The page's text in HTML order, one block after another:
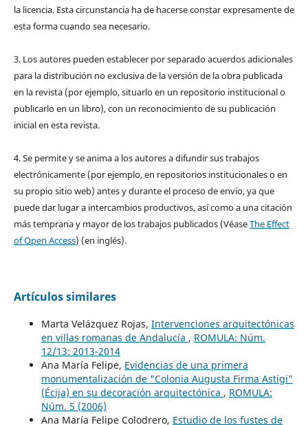
la licencia. Esta circunstancia ha de hacerse constar expresamente de
esta forma cuando sea necesario.
3. Los autores pueden establecer por separado acuerdos adicionales
para la distribución no exclusiva de la versión de la obra publicada
en la revista (por ejemplo, situarlo en un repositorio institucional o
publicarlo en un libro), con un reconocimiento de su publicación
inicial en esta revista.
4. Se permite y se anima a los autores a difundir sus trabajos
electrónicamente (por ejemplo, en repositorios institucionales o en
su propio sitio web) antes y durante el proceso de envío, ya que
puede dar lugar a intercambios productivos, así como a una citación
más temprana y mayor de los trabajos publicados (VéaseThe Effect
of Open Access) (en inglés).
Artículos similares
Marta Velázquez Rojas, Intervenciones arquitectónicas
en villas romanas de Andalucía , ROMULA: Núm.
12/13: 2013-2014
Ana María Felipe, Evidencias de una primera
monumentalización de "Colonia Augusta Firma Astigi"
(Écija) en su decoración arquitectónica , ROMULA:
Núm. 5 (2006)
Ana María Felipe Colodrero, Estudio de los fustes de